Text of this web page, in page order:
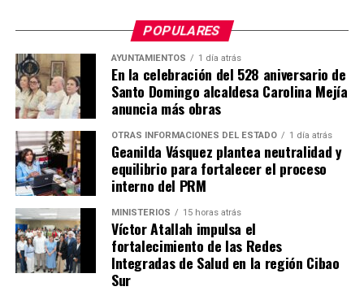
POPULARES
AYUNTAMIENTOS 1 día atrás
En la celebración del 528 aniversario de
Santo Domingo alcaldesa Carolina Mejía
anuncia más obras
OTRAS INFORMACIONES DEL ESTADO 1 día atrás
Geanilda Vásquez plantea neutralidad y
equilibrio para fortalecer el proceso
interno del PRM
MINISTERIOS 15 horas atrás
Víctor Atallah impulsa el
fortalecimiento de las Redes
Integradas de Salud en la región Cibao
Sur